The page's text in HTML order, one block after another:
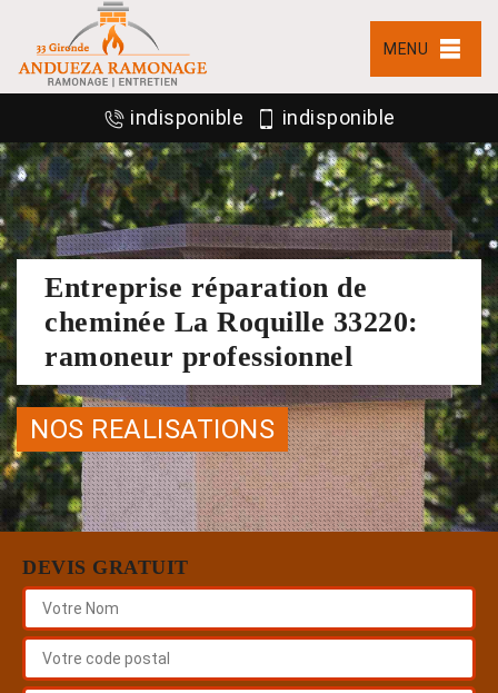
MENU
indisponible indisponible
Entreprise réparation de
cheminée La Roquille 33220:
ramoneur professionnel
NOS REALISATIONS
DEVIS GRATUIT